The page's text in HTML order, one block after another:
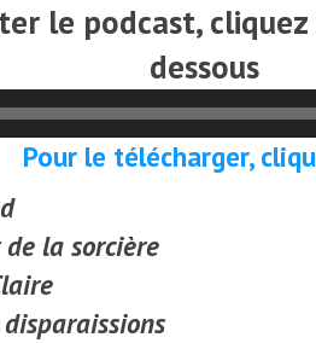
le podcast,
dessous
Pour le télécharger,
la sorcière